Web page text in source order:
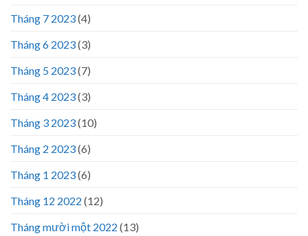
Tháng 7 2023(4)
Tháng 6 2023(3)
Tháng 5 2023(7)
Tháng 4 2023(3)
Tháng 3 2023(10)
Tháng 2 2023(6)
Tháng 1 2023(6)
Tháng 12 2022 (12)
Tháng mười một 2022 (13)